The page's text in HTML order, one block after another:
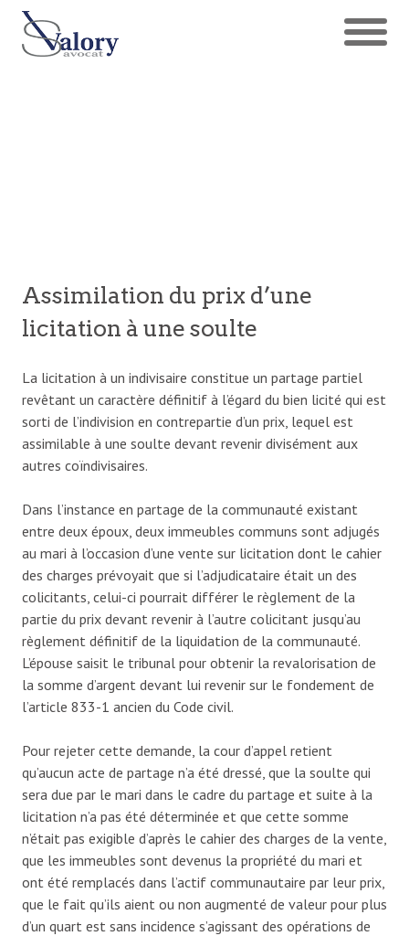
Assimilation du prix d’une
licitation à une soulte
La licitation à un indivisaire constitue un partage partiel
revêtant un caractère définitif à l’égard du bien licité qui est
sorti de l’indivision en contrepartie d’un prix, lequel est
assimilable à une soulte devant revenir divisément aux
autres coïndivisaires.
Dans l’instance en partage de la communauté existant
entre deux époux, deux immeubles communs sont adjugés
au mari à l’occasion d’une vente sur licitation dont le cahier
des charges prévoyait que si l’adjudicataire était un des
colicitants, celui-ci pourrait différer le règlement de la
partie du prix devant revenir à l’autre colicitant jusqu’au
règlement définitif de la liquidation de la communauté.
L’épouse saisit le tribunal pour obtenir la revalorisation de
la somme d’argent devant lui revenir sur le fondement de
l’article 833-1 ancien du Code civil.
Pour rejeter cette demande, la cour d’appel retient
qu’aucun acte de partage n’a été dressé, que la soulte qui
sera due par le mari dans le cadre du partage et suite à la
licitation n’a pas été déterminée et que cette somme
n’était pas exigible d’après le cahier des charges de la vente,
que les immeubles sont devenus la propriété du mari et
ont été remplacés dans l’actif communautaire par leur prix,
que le fait qu’ils aient ou non augmenté de valeur pour plus
d’un quart est sans incidence s’agissant des opérations de